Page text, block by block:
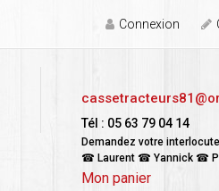
Connexion
Tél : 05 63 79 04 14
Demandez votre
☎ Laurent ☎ Yannick ☎
Mon panier